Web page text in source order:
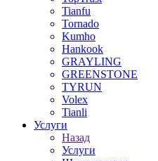
Tianfu
Tornado
Kumho
Hankook
GRAYLING
GREENSTONE
TYRUN
Volex
Tianli
Услуги
Назад
Услуги